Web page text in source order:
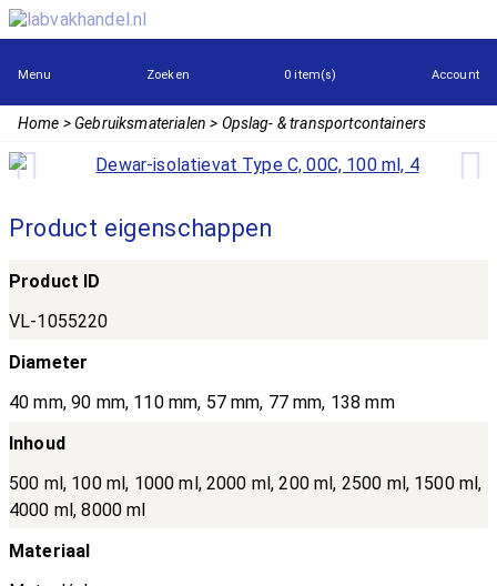
Menu Zoeken 0 item(s) Account
Home Gebruiksmaterialen Opslag- & transportcontainers
Product eigenschappen
Product ID
VL-1055220
Diameter
40 mm, 90 mm, 110 mm, 57 mm, 77 mm, 138 mm
Inhoud
500 ml, 100 ml, 1000 ml, 2000 ml, 200 ml, 2500 ml, 1500 ml,
4000 ml, 8000 ml
Materiaal